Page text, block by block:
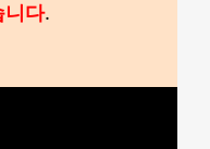
니다.